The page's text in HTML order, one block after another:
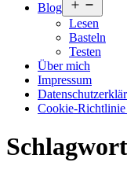
Blog
öffnen
Lesen
Basteln
Testen
Über mich
Impressum
Cookie-